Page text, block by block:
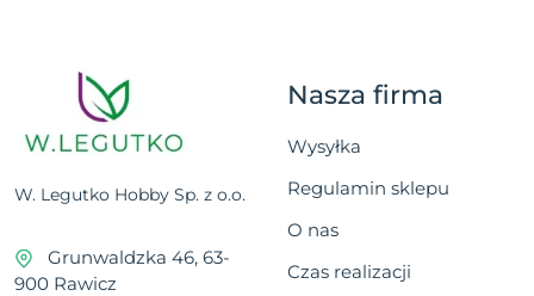
W. Legutko Hobby Sp. z o.o.
Grunwaldzka 46, 63-
900 Rawicz
Nasza firma
Wysyłka
Regulamin sklepu
O nas
Czas realizacji